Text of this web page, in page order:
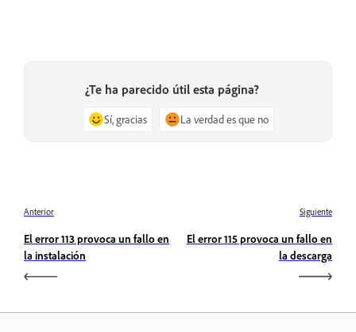
¿Te ha parecido útil esta página?
Sí, gracias La verdad es que no
Anterior
El error 113 provoca un fallo en
la instalación
Siguiente
El error 115 provoca un fallo en
la descarga